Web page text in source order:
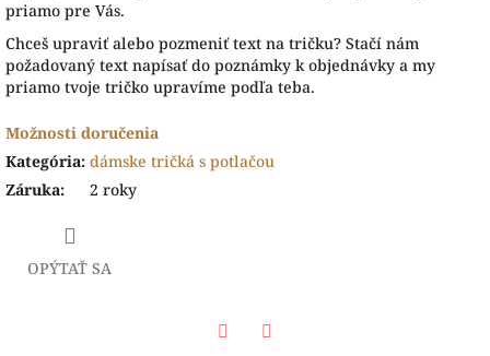
priamo pre Vás.
Chceš upraviť alebo pozmeniť text na tričku? Stačí nám
požadovaný text napísať do poznámky k objednávky a my
priamo tvoje tričko upravíme podľa teba.
Možnosti doručenia
Kategória: dámske tričká s potlačou
Záruka: 2 roky
OPÝTAŤ SA